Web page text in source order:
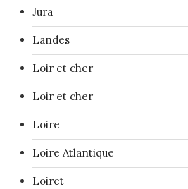
Jura
Landes
Loir et cher
Loir et cher
Loire
Loire Atlantique
Loiret